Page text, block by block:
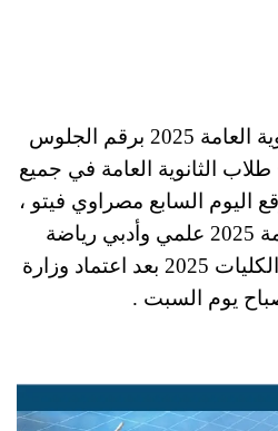
الاستعلام عن نتيجة الثانوية العامة 2025 برقم الجلوس
الثانوية العامة في جميع
اليوم السابع مصراوي فيتو ،
اسماء أوائل الثانوية العامة 2025 علمي وأدبي رياضة
وعلوم مؤشرات تنسيق الكليات 2025 بعد اعتماد وزارة
صباح يوم السبت .